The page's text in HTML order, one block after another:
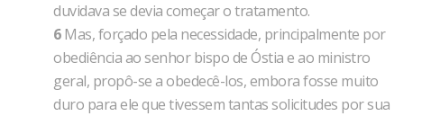
duvidava se devia começar o tratamento.
6Mas, forçado pela necessidade, principalmente por
obediência ao senhor bispo de Óstia e ao ministro
geral, propô-se a obedecê-los, embora fosse muito
duro para ele que tivessem tantas solicitudes por sua